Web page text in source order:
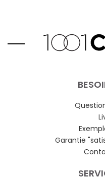
Garantie